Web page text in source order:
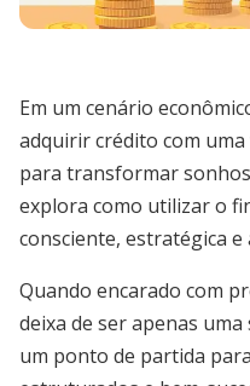
Em um cenário
adquirir crédito com uma
para transformar
explora como utilizar o
consciente, estratégica
Quando encarado com
deixa de ser apenas
um ponto de partida